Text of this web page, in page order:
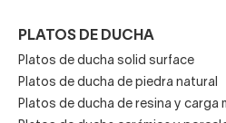
Ducha higiénica
alternativa perfecta
PLATOS DE DUCHA
Platos de ducha solid surface
Platos de ducha de piedra natural
Platos de ducha de resina y carga